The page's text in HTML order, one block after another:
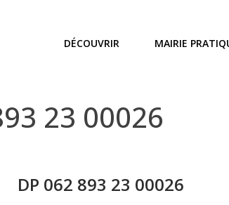
DÉCOUVRIR MAIRIE
23 00026
DP 062 893 23 00026